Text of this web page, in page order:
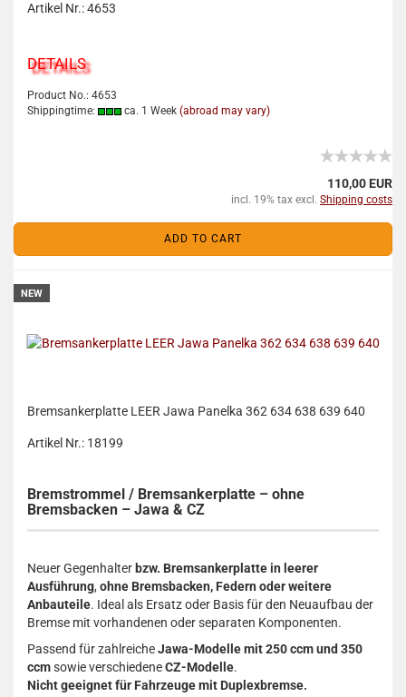
Artikel Nr.: 4653
DETAILS
Product No.: 4653
Shippingtime:
ca. 1 Week (abroad may vary)
110,00 EUR
incl. 19% tax excl. Shipping costs
ADD TO CART
NEW
Bremsankerplatte LEER Jawa Panelka 362 634 638 639 640
Artikel Nr.: 18199
Bremstrommel / Bremsankerplatte – ohne
Bremsbacken – Jawa & CZ
Neuer Gegenhalter bzw. Bremsankerplatte in leerer
Ausführung, ohne Bremsbacken, Federn oder weitere
Anbauteile. Ideal als Ersatz oder Basis für den Neuaufbau der
Bremse mit vorhandenen oder separaten Komponenten.
Passend für zahlreicheJawa-Modelle mit 250 ccm und 350
ccmsowie verschiedeneCZ-Modelle.
Nicht geeignet für Fahrzeuge mit Duplexbremse.